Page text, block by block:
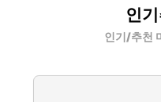
인
인기/추천